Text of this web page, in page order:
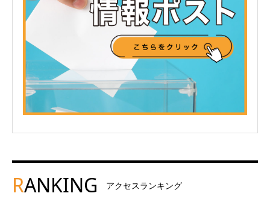
RANKING アクセスランキング